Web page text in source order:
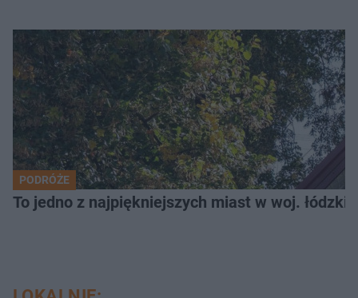
PODRÓŻE
To jedno z najpiękniejszych miast w woj.